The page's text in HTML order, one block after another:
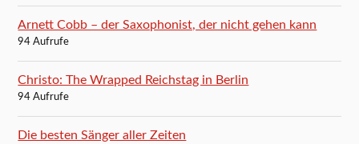
Arnett Cobb – der Saxophonist, der nicht gehen kann
94 Aufrufe
Christo: The Wrapped Reichstag in Berlin
94 Aufrufe
Die besten Sänger aller Zeiten